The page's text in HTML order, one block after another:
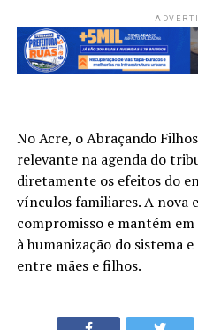
No Acre, o Abraçando
relevante na agenda do
diretamente os efeitos do
vínculos familiares. A nova
compromisso e mantém
à humanização do sistema
entre mães e filhos.